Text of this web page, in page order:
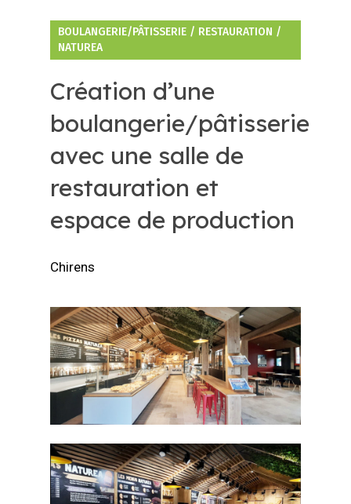
BOULANGERIE/PÂTISSERIE / RESTAURATION /
NATUREA
Création d’une
boulangerie/pâtisserie
avec une salle de
restauration et
espace de production
Chirens